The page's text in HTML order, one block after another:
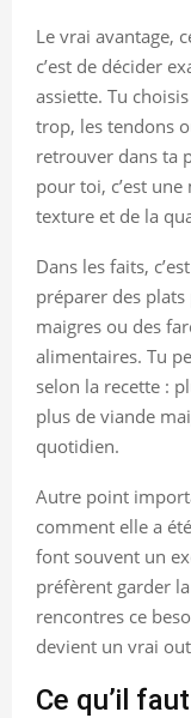
Le vrai avantage,
c’est de décider
assiette. Tu
trop, les tendons
retrouver dans ta
pour toi, c’est
texture et de la
Dans les faits,
préparer des plats
maigres ou des
alimentaires. Tu
selon la recette :
plus de viande
quotidien.
Autre point
comment elle a
font souvent un
préfèrent garder
rencontres ce
devient un vrai
Ce qu’il